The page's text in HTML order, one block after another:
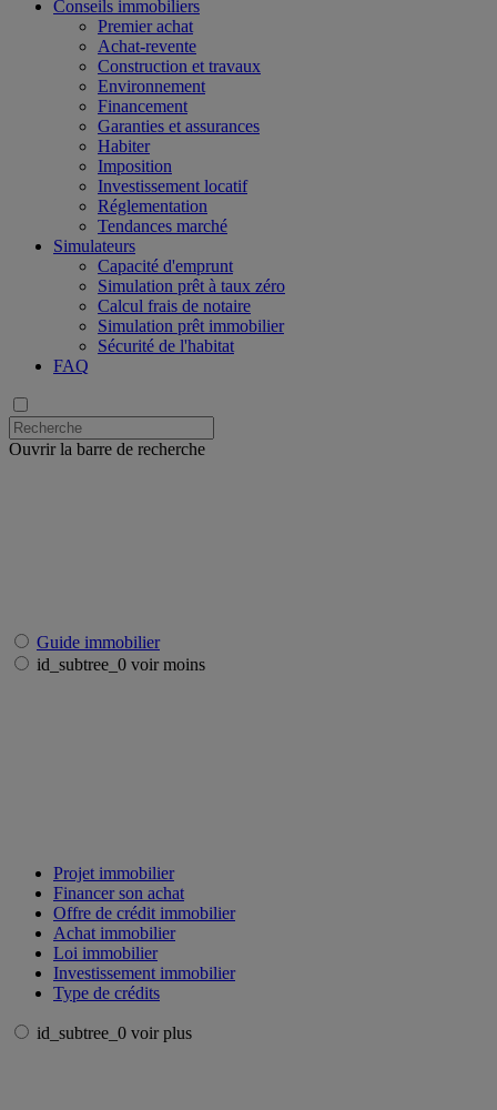
Conseils immobiliers
Premier achat
Achat-revente
Construction et travaux
Environnement
Financement
Garanties et assurances
Habiter
Imposition
Investissement locatif
Réglementation
Tendances marché
Simulateurs
Capacité d'emprunt
Simulation prêt à taux zéro
Calcul frais de notaire
Simulation prêt immobilier
Sécurité de l'habitat
FAQ
Ouvrir la barre de recherche
Guide immobilier
id_subtree_0 voir moins
Projet immobilier
Financer son achat
Offre de crédit immobilier
Achat immobilier
Loi immobilier
Investissement immobilier
Type de crédits
id_subtree_0 voir plus